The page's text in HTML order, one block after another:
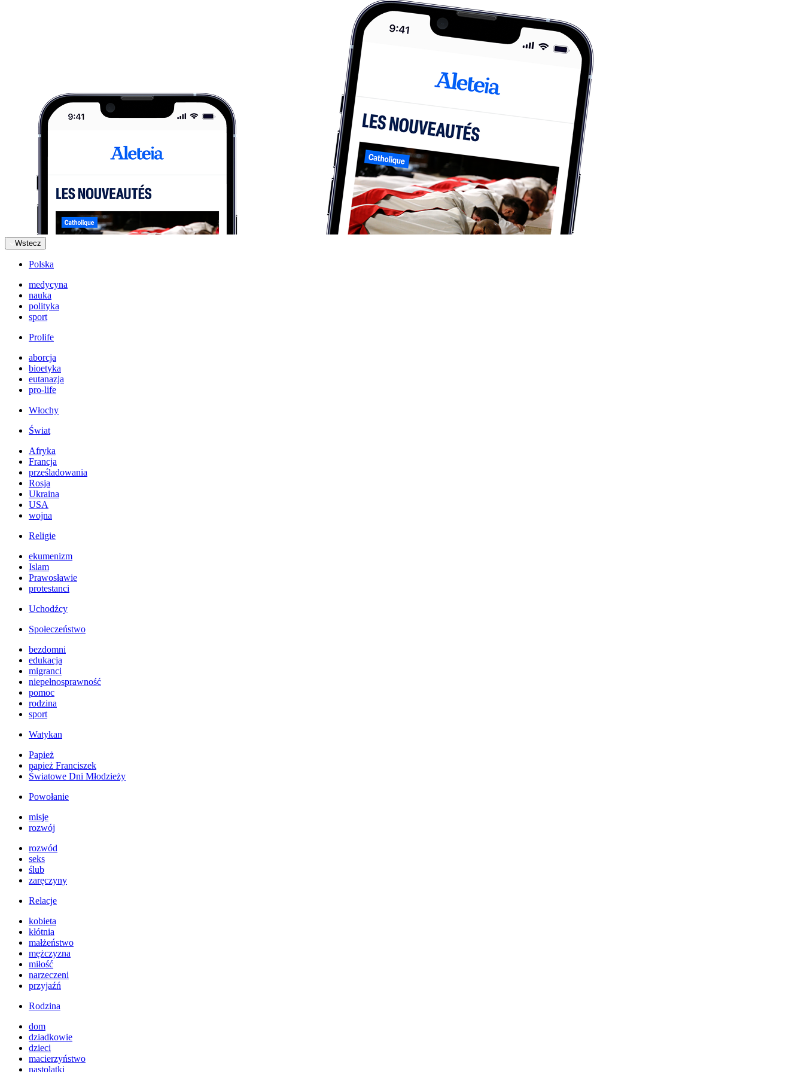
Wstecz
Polska
medycyna
nauka
polityka
sport
Prolife
aborcja
bioetyka
eutanazja
pro-life
Włochy
Świat
Afryka
Francja
prześladowania
Rosja
Ukraina
USA
wojna
Religie
ekumenizm
Islam
Prawosławie
protestanci
Uchodźcy
Społeczeństwo
bezdomni
edukacja
migranci
niepełnosprawność
pomoc
rodzina
sport
Watykan
Papież
papież Franciszek
Światowe Dni Młodzieży
Powołanie
misje
rozwój
rozwód
seks
ślub
zaręczyny
Relacje
kobieta
kłótnia
małżeństwo
mężczyzna
miłość
narzeczeni
przyjaźń
Rodzina
dom
dziadkowie
dzieci
macierzyństwo
nastolatki